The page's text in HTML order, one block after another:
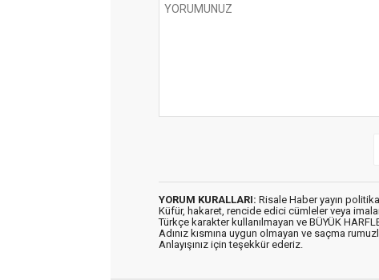
YORUM KURALLARI: Risale Haber yayın
Küfür, hakaret, rencide edici cümleler veya
Türkçe karakter kullanılmayan ve BÜYÜK
Adınız kısmına uygun olmayan ve saçma
Anlayışınız için teşekkür ederiz.